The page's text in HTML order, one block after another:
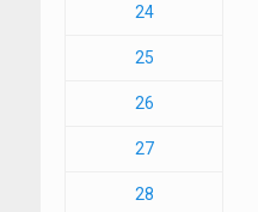
24
25
26
27
28